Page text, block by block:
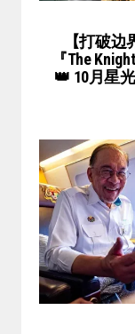
【打破
『The
👑 10月星